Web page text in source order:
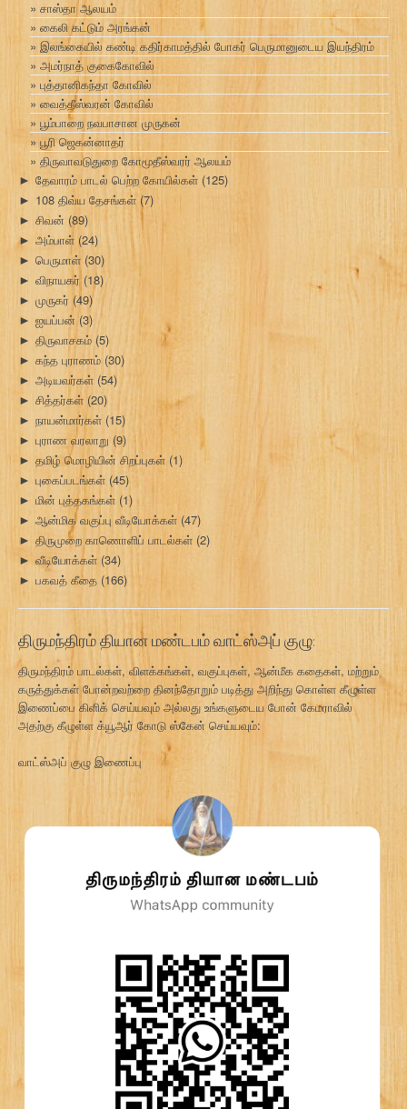
சாஸ்தா ஆலயம்
கைலி கட்டும் அரங்கன்
இலங்கையில் கண்டி கதிர்காமத்தில் போகர் பெருமானுடைய இயந்திரம்
அமர்நாத் குகைகோவில்
புத்தானிகந்தா கோவில்
வைத்தீஸ்வரன் கோவில்
பூம்பாறை நவபாசான முருகன்
பூரி ஜெகன்னாதர்
திருவாவடுதுறை கோமூதீஸ்வரர் ஆலயம்
► தேவாரம் பாடல் பெற்ற கோயில்கள் (125)
► 108 திவ்ய தேசங்கள் (7)
► சிவன் (89)
► அம்பாள் (24)
► பெருமாள் (30)
► விநாயகர் (18)
► முருகர் (49)
► ஐயப்பன் (3)
► திருவாசகம் (5)
► கந்த புராணம் (30)
► அடியவர்கள் (54)
► சித்தர்கள் (20)
► நாயன்மார்கள் (15)
► புராண வரலாறு (9)
► தமிழ் மொழியின் சிறப்புகள் (1)
► புகைப்படங்கள் (45)
► மின் புத்தகங்கள் (1)
► ஆன்மிக வகுப்பு வீடியோக்கள் (47)
► திருமுறை காணொளிப் பாடல்கள் (2)
► வீடியோக்கள் (34)
► பகவத் கீதை (166)
திருமந்திரம் தியான மண்டபம் வாட்ஸ்அப் குழு:
திருமந்திரம் பாடல்கள், விளக்கங்கள், வகுப்புகள், ஆன்மீக கதைகள், மற்றும்
கருத்துக்கள் போன்றவற்றை தினந்தோறும் படித்து அறிந்து கொள்ள கீழுள்ள
இணைப்பை கிளிக் செய்யவும் அல்லது உங்களுடைய போன் கேமராவில்
அதற்கு கீழுள்ள க்யூஆர் கோடு ஸ்கேன் செய்யவும்:
வாட்ஸ்அப் குழு இணைப்பு